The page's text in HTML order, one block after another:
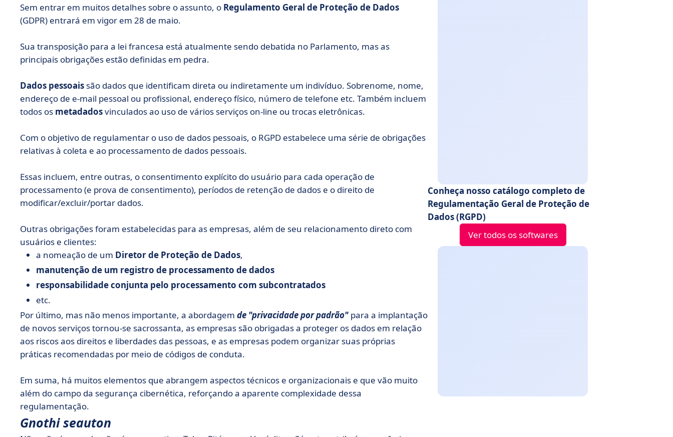
Sem entrar em muitos detalhes sobre o assunto, o Regulamento Geral de Proteção de Dados
(GDPR) entrará em vigor em 28 de maio.
Sua transposição para a lei francesa está atualmente sendo debatida no Parlamento, mas as
principais obrigações estão definidas em pedra.
Dados pessoais são dados que identificam direta ou indiretamente um indivíduo. Sobrenome, nome,
endereço de e-mail pessoal ou profissional, endereço físico, número de telefone etc. Também incluem
todos os metadadosvinculados ao uso de vários serviços on-line ou trocas eletrônicas.
Com o objetivo de regulamentar o uso de dados pessoais, o RGPD estabelece uma série de obrigações
relativas à coleta e ao processamento de dados pessoais.
Essas incluem, entre outras, o consentimento explícito do usuário para cada operação de
processamento (e prova de consentimento), períodos de retenção de dados e o direito de
modificar/excluir/portar dados.
Outras obrigações foram estabelecidas para as empresas, além de seu relacionamento direto com
usuários e clientes:
a nomeação de um Diretor de Proteção de Dados,
manutenção de um registro de processamento de dados
responsabilidade conjunta pelo processamento com subcontratados
etc.
Por último, mas não menos importante, a abordagem de "privacidade por padrão" para a implantação
de novos serviços tornou-se sacrossanta, as empresas são obrigadas a proteger os dados em relação
aos riscos aos direitos e liberdades das pessoas, e as empresas podem organizar suas próprias
práticas recomendadas por meio de códigos de conduta.
Em suma, há muitos elementos que abrangem aspectos técnicos e organizacionais e que vão muito
além do campo da segurança cibernética, reforçando a aparente complexidade dessa
regulamentação.
Gnothi seauton
Conheça nosso catálogo completo de
Regulamentação Geral de Proteção de
Dados (RGPD)
Ver todos os softwares